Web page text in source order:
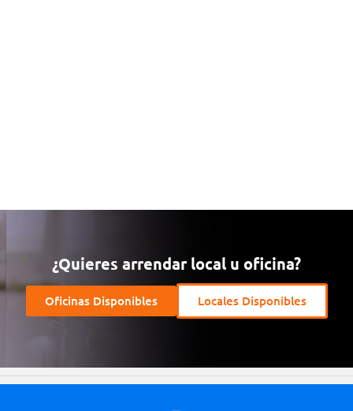
¿Quieres arrendar local u oficina?
Oficinas Disponibles Locales Disponibles